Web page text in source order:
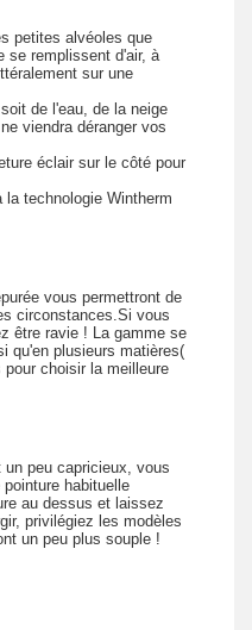
petites alvéoles que
se remplissent d'air, à
sur une
de l'eau, de la neige
viendra déranger vos
éclair sur le côté pour
technologie Wintherm
vous permettront de
circonstances.Si vous
être ravie ! La gamme se
qu'en plusieurs matières(
choisir la meilleure
un peu capricieux, vous
habituelle
au dessus et laissez
privilégiez les modèles
un peu plus souple !